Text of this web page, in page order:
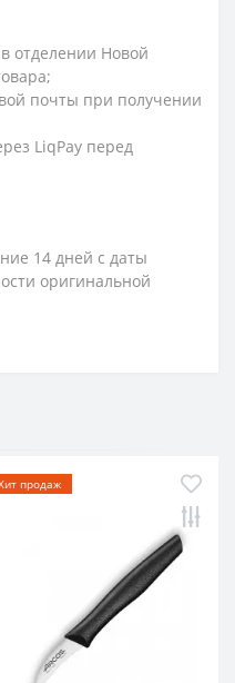
отделении Новой
почты при получении
LiqPay перед
14 дней с даты
оригинальной
продаж